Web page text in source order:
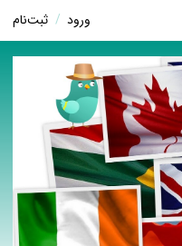
ورود / ثبت‌نام